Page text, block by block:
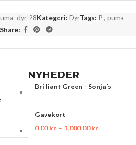
-dyr-28Kategori: DyrTags: P, puma
Share:
NYHEDER
Brilliant Green - Sonja´s
Gavekort
0.00kr. – 1,000.00kr.